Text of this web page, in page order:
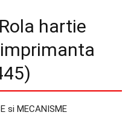
hartie
si MECANISME